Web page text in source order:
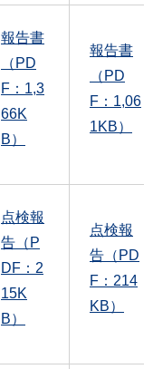
報告書
（PD
F：1,3
66K
B）
報告書
（PD
F：1,06
1KB）
点検報
告（P
DF：2
15K
B）
点検報
告（PD
F：214
KB）